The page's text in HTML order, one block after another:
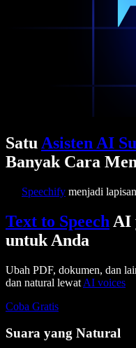
Satu Asisten AI
Banyak Cara
Speechify menjadi
Text to Speech AI
untuk Anda
Ubah PDF, dokumen, dan
dan natural lewat AI voices
Coba Gratis
Suara yang Natural